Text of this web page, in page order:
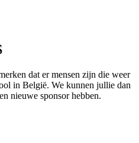
dat er mensen zijn die weer
in België. We kunnen jullie dan
nieuwe sponsor hebben.